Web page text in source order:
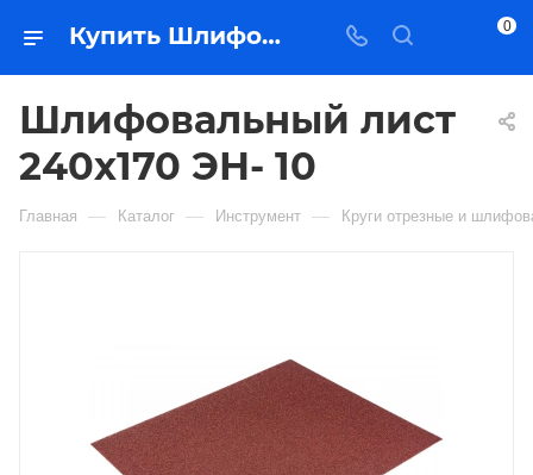
Купить Шлифовальный лист 240х170 ЭН- 10 в Якутске — цена, характеристики, подбор | Востоктехторг 0
Шлифовальный лист
240х170 ЭН- 10
Главная — Каталог — Инструмент — Круги отрезные и